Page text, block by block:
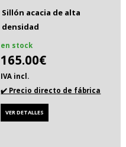
Sillón acacia de alta
densidad
en stock
165.00€
IVA incl.
✔️ Precio directo de fábrica
VER DETALLES